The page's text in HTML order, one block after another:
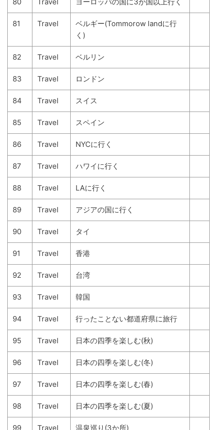
81 Travel
ベルギー(Tommorow landに行
く)
82 Travel ベルリン
83 Travel ロンドン
84 Travel スイス
85 Travel スペイン
86 Travel NYCに行く
87 Travel ハワイに行く
88 Travel LAに行く
89 Travel アジアの国に行く
90 Travel タイ
91 Travel 香港
92 Travel 台湾
93 Travel 韓国
94 Travel 行ったことない都道府県に旅行
95 Travel 日本の四季を楽しむ(秋)
96 Travel 日本の四季を楽しむ(冬)
97 Travel 日本の四季を楽しむ(春)
98 Travel 日本の四季を楽しむ(夏)
99 Travel 温泉巡り(3か所)